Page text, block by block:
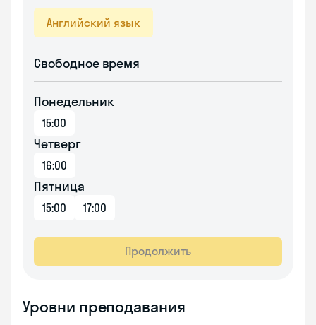
Английский язык
Свободное время
Понедельник
15:00
Четверг
16:00
Пятница
15:00 17:00
Продолжить
Уровни преподавания